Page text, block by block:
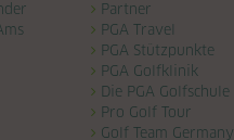
Partner
PGA Travel
PGA Stützpunkte
PGA Golfklinik
Die PGA Golfschule
Pro Golf Tour
Golf Team Germany